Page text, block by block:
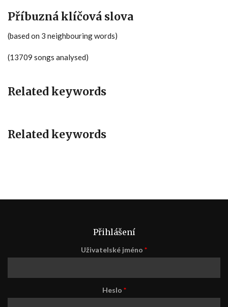
Příbuzná klíčová slova
(based on 3 neighbouring words)
(13709 songs analysed)
Related keywords
Related keywords
Přihlášení
Uživatelské jméno *
Heslo *